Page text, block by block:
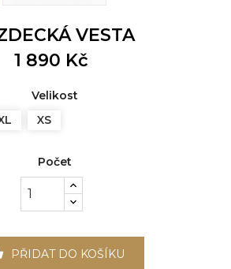
VESTA
1 890 Kč
Velikost
XS
Počet
PŘIDAT DO KOŠÍKU